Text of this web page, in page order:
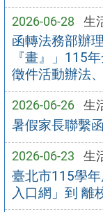
2026-06-28 生
函轉法務部辦
『畫』」115
徵件活動辦法
2026-06-26 生
暑假家長聯繫
2026-06-23 生
臺北市115學
入口網」到 離